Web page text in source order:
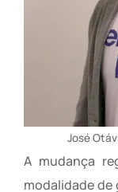
José
A mudança
modalidade